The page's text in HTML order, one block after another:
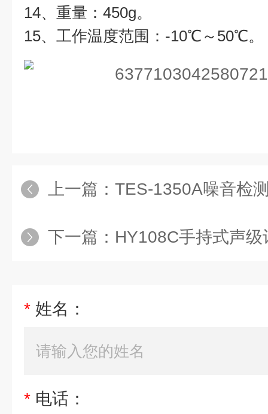
14、重量：450g。
15、工作温度范围：-10℃～50℃。
上一篇： TES-1350A噪音检
下一篇： HY108C手持式声级
* 姓名：
* 电话：